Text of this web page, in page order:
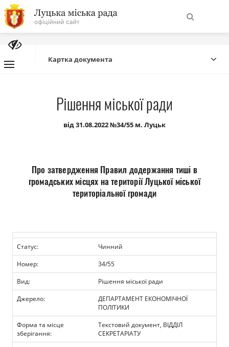
На
головну
сайту
Про місто
Міська влада
Бюджет
Прозорість влади
Документи
Картка документа
Рішення міської ради
від 31.08.2022 №34/55 м. Луцьк
Про затвердження Правил додержання тиші в
громадських місцях на території Луцької міської
територіальної громади
Статус:
Чинний
Номер:
34/55
Вид:
Рішення міської ради
Джерело:
ДЕПАРТАМЕНТ ЕКОНОМІЧНОЇ
ПОЛІТИКИ
Форма та місце
зберігання:
Текстовий документ, ВІДДІЛ
СЕКРЕТАРІАТУ